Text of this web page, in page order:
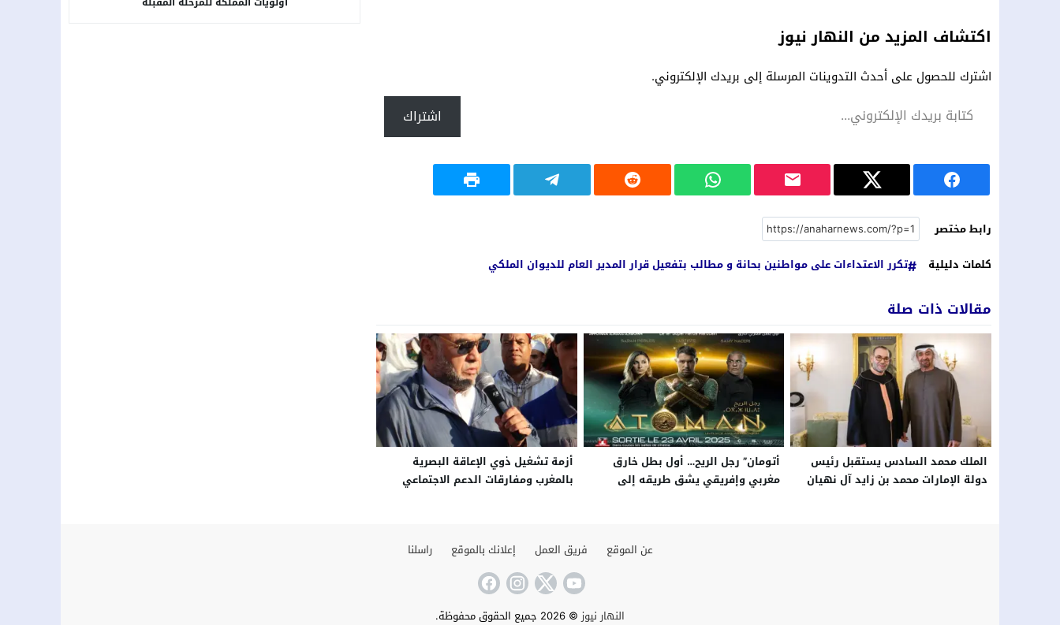
اكتشاف المزيد من النهار نيوز
اشترك للحصول على أحدث التدوينات المرسلة إلى بريدك الإلكتروني.
اشتراك
رابط مختصر
كلمات دليلية
تكرر الاعتداءات على مواطنين بحانة و مطالب بتفعيل قرار المدير العام للديوان الملكي
مقالات ذات صلة
الملك محمد السادس يستقبل رئيس
دولة الإمارات محمد بن زايد آل نهيان
أتومان” رجل الريح… أول بطل خارق
مغربي وإفريقي يشق طريقه إلى
أزمة تشغيل ذوي الإعاقة البصرية
بالمغرب ومفارقات الدعم الاجتماعي
عن الموقع فريق العمل إعلانك بالموقع راسلنا
النهار نيوز © 2026 جميع الحقوق محفوظة.